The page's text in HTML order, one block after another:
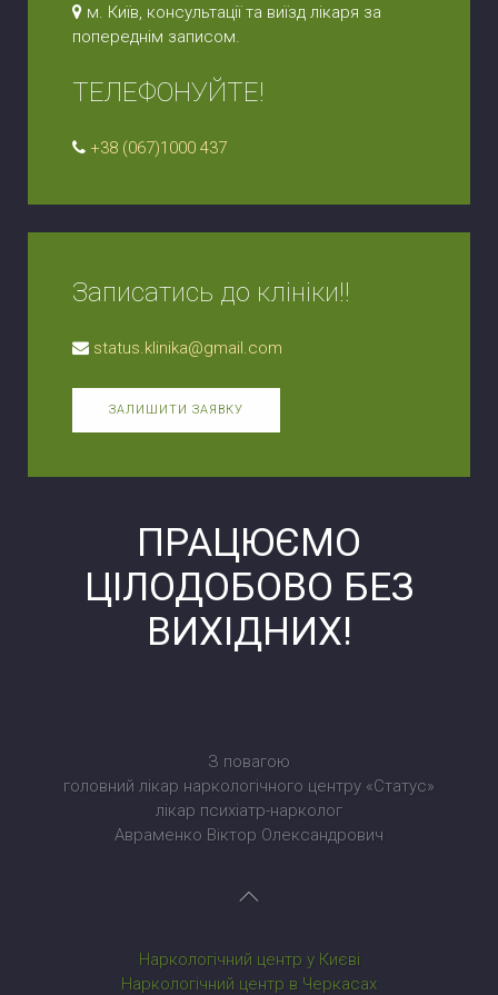
м. Київ, консультації та виїзд лікаря за
попереднім записом.
ТЕЛЕФОНУЙТЕ!
+38 (067)1000 437
Записатись до клініки!!
status.klinika@gmail.com
ЗАЛИШИТИ ЗАЯВКУ
ПРАЦЮЄМО
ЦІЛОДОБОВО БЕЗ
ВИХІДНИХ!
З повагою
головний лікар наркологічного центру «Статус»
лікар психіатр-нарколог
Авраменко Віктор Олександрович
Наркологічний центр у Києві
Наркологічний центр в Черкасах